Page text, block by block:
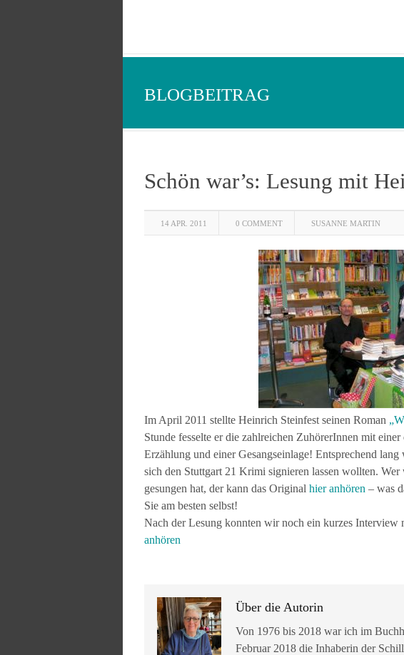
BLOGBEITRAG
Schön war’s: Lesung mit
14 APR. 2011 0 COMMENT SUSANNE MARTIN
Im April 2011 stellte Heinrich Steinfest seinen Roman
Stunde fesselte er die zahlreichen ZuhörerInnen mit
Erzählung und einer Gesangseinlage! Entsprechend
sich den Stuttgart 21 Krimi signieren lassen wollten.
gesungen hat, der kann das Original hier anhören – was
Sie am besten selbst!
Nach der Lesung konnten wir noch ein kurzes Interview
anhören
Über die Autorin
Von 1976 bis 2018 war ich im
Februar 2018 die Inhaberin der